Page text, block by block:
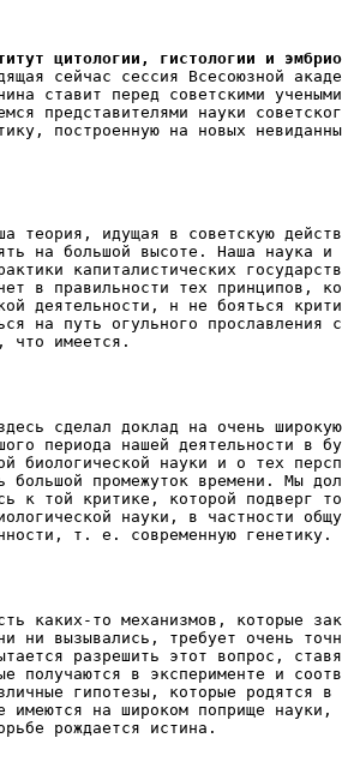
цитологии, гистологии и
сейчас сессия Всесоюзной
ставит перед советскими
представителями науки
построенную на новых
теория, идущая в советскую
на большой высоте. Наша наука и
капиталистических
в правильности тех принципов,
деятельности, н не бояться
на путь огульного прославления
что имеется.
сделал доклад на очень
периода нашей деятельности в
биологической науки и о тех
большой промежуток времени. Мы
к той критике, которой подверг
науки, в частности
т. е. современную генетику.
каких-то механизмов, которые
ни вызывались, требует очень
разрешить этот вопрос,
получаются в эксперименте и
гипотезы, которые родятся в
имеются на широком поприще науки,
рождается истина.